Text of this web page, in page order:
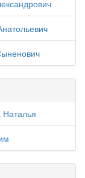
Наталья